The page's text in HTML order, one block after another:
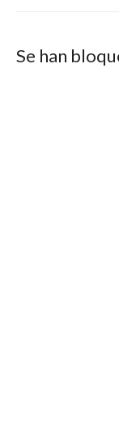
Se han